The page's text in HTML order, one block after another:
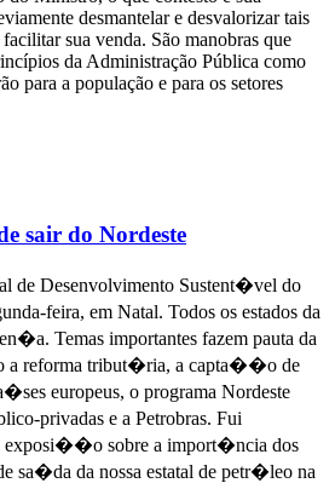
desmantelar e desvalorizar tais
sua venda. São manobras que
da Administração Pública como
para a população e para os setores
sair do Nordeste
de Desenvolvimento Sustent�vel do
feira, em Natal. Todos os estados da
Temas importantes fazem pauta da
a reforma tribut�ria, a capta��o de
europeus, o programa Nordeste
privadas e a Petrobras. Fui
exposi��o sobre a import�ncia dos
sa�da da nossa estatal de petr�leo na